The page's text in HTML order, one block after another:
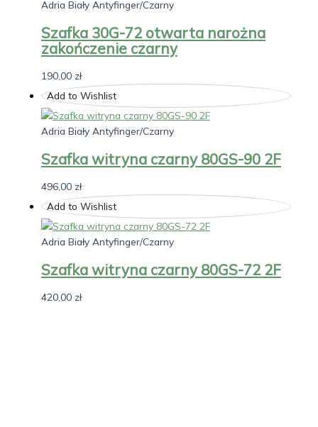
Adria Biały Antyfinger/Czarny
Szafka 30G-72 otwarta narożna
zakończenie czarny
190,00 zł
Add to Wishlist
Adria Biały Antyfinger/Czarny
Szafka witryna czarny 80GS-90 2F
496,00 zł
Add to Wishlist
Adria Biały Antyfinger/Czarny
Szafka witryna czarny 80GS-72 2F
420,00 zł